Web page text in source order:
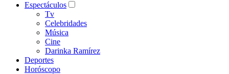
Espectáculos
Tv
Celebridades
Música
Cine
Darinka Ramírez
Deportes
Horóscopo